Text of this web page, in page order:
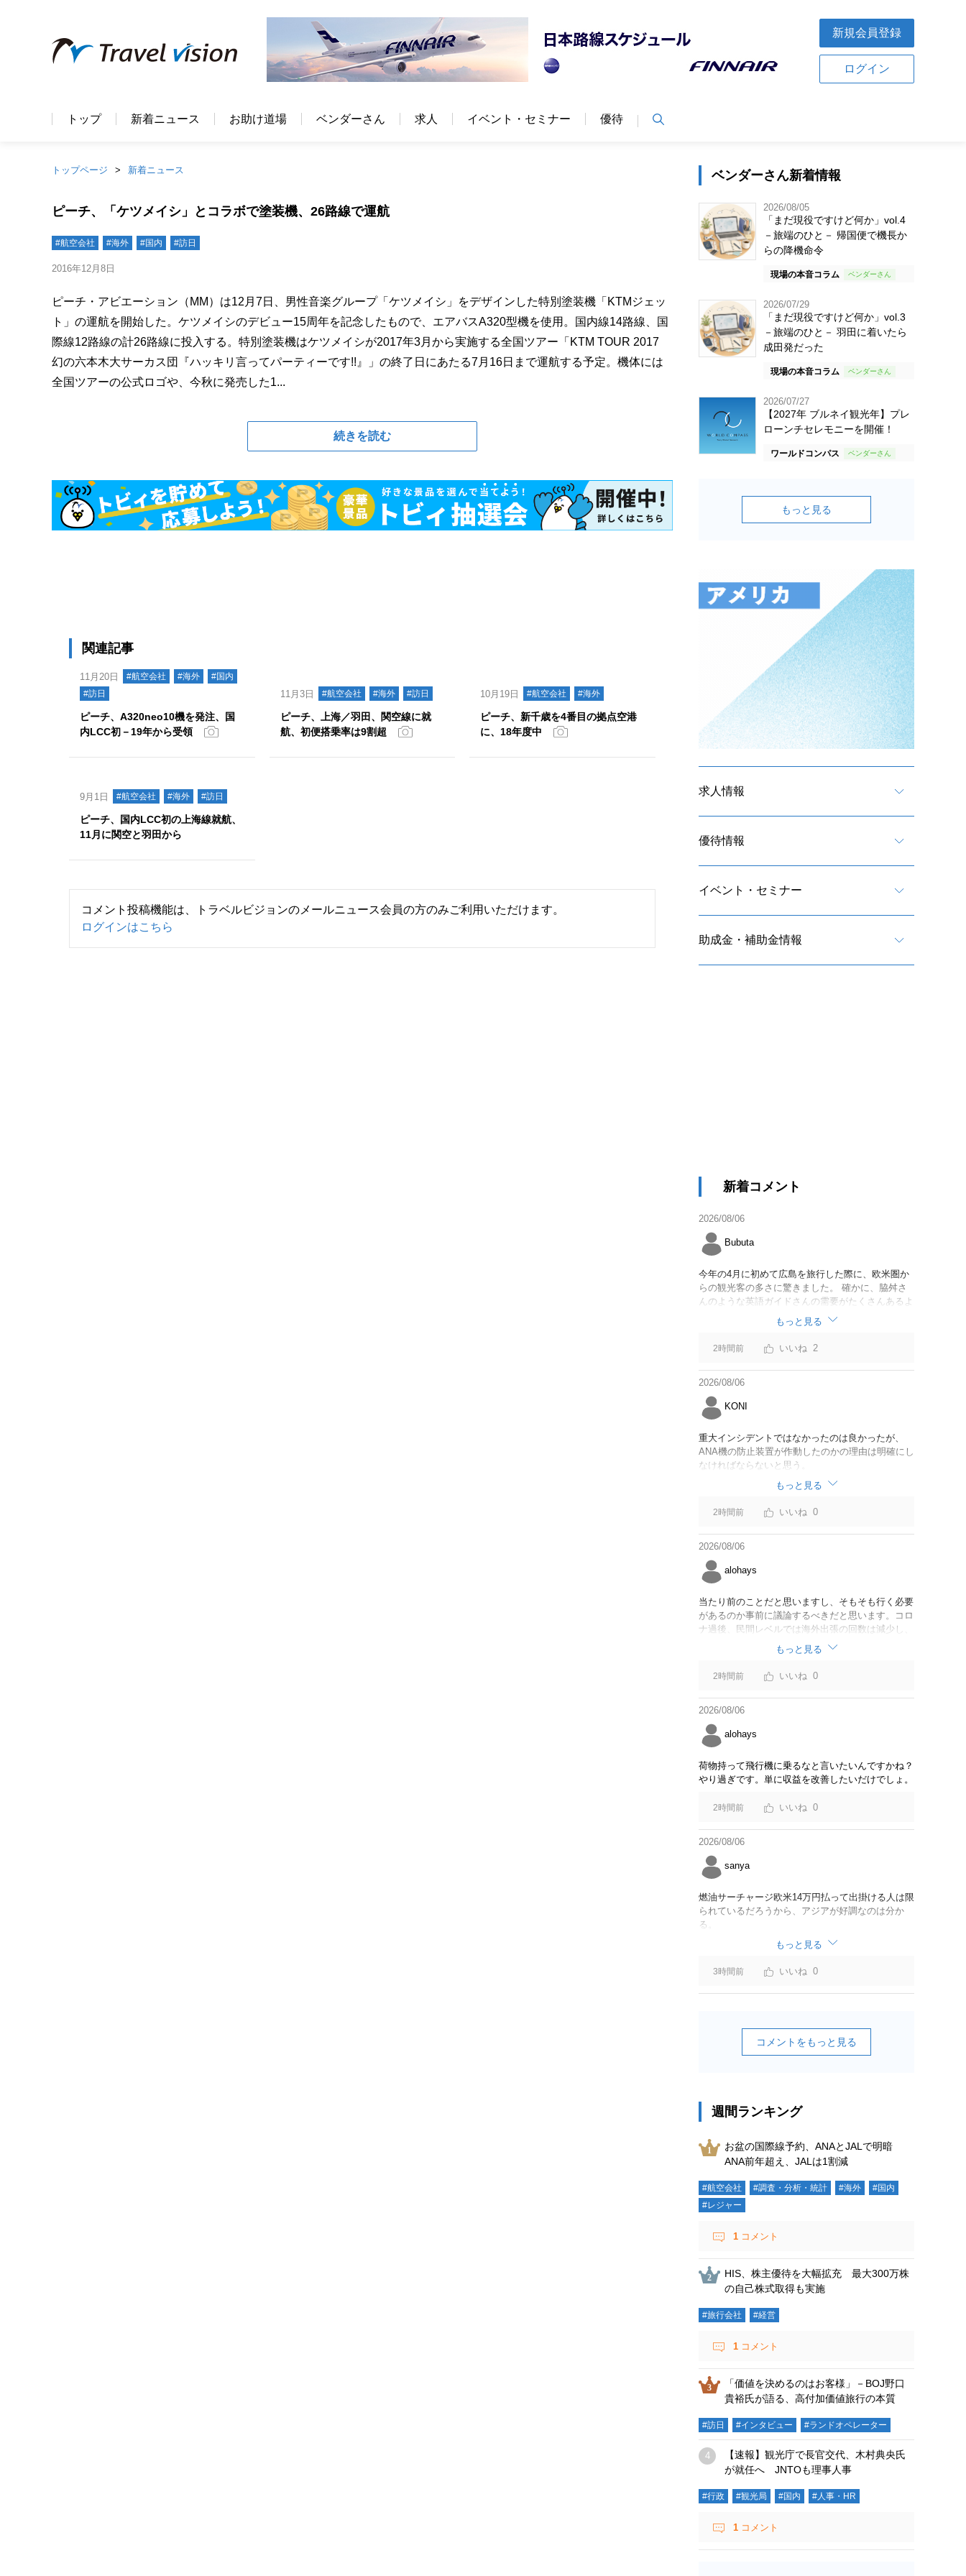
新規会員登録
ログイン
トップ 新着ニュース お助け道場 ベンダーさん 求人 イベント・セミナー 優待
トップページ 新着ニュース
ピーチ、「ケツメイシ」とコラボで塗装機、26路線で運航
#航空会社 #海外 #国内 #訪日
2016年12月8日
ピーチ・アビエーション（MM）は12月7日、男性音楽グループ「ケツメイシ」をデザインした特別塗装機「KTMジェッ
ト」の運航を開始した。ケツメイシのデビュー15周年を記念したもので、エアバスA320型機を使用。国内線14路線、国
際線12路線の計26路線に投入する。特別塗装機はケツメイシが2017年3月から実施する全国ツアー「KTM TOUR 2017
幻の六本木大サーカス団『ハッキリ言ってパーティーです!!』」の終了日にあたる7月16日まで運航する予定。機体には
全国ツアーの公式ロゴや、今秋に発売した1...
続きを読む
関連記事
11月20日 #航空会社 #海外
#国内
#訪日
ピーチ、A320neo10機を発注、国
内LCC初－19年から受領
11月3日 #航空会社 #海外 #訪日
ピーチ、上海／羽田、関空線に就
航、初便搭乗率は9割超
10月19日 #航空会社 #海外
ピーチ、新千歳を4番目の拠点空港
に、18年度中
9月1日 #航空会社 #海外 #訪日
ピーチ、国内LCC初の上海線就航、
11月に関空と羽田から
コメント投稿機能は、トラベルビジョンのメールニュース会員の方のみご利用いただけます。
ログインはこちら
ベンダーさん新着情報
2026/08/05
「まだ現役ですけど何か」vol.4
－旅端のひと－ 帰国便で機長か
らの降機命令
現場の本音コラム
2026/07/29
「まだ現役ですけど何か」vol.3
－旅端のひと－ 羽田に着いたら
成田発だった
現場の本音コラム
2026/07/27
【2027年 ブルネイ観光年】プレ
ローンチセレモニーを開催！
ワールドコンパス
もっと見る
求人情報
優待情報
イベント・セミナー
助成金・補助金情報
新着コメント
2026/08/06
Bubuta
今年の4月に初めて広島を旅行した際に、欧米圏か
らの観光客の多さに驚きました。 確かに、脇舛さ
んのような英語ガイドさんの需要がたくさんあるよ
もっと見る
2時間前 2
2026/08/06
KONI
重大インシデントではなかったのは良かったが、
ANA機の防止装置が作動したのかの理由は明確にし
なければならないと思う。
もっと見る
2時間前 0
2026/08/06
alohays
当たり前のことだと思いますし、そもそも行く必要
があるのか事前に議論するべきだと思います。コロ
ナ過後、民間レベルでは海外出張の回数は減少し、
リモートでやり取りするのが普通になっています
し。貴重な税金を使うなら費用対効果をキチンと周
知してからにして下さい。
もっと見る
2時間前 0
2026/08/06
alohays
荷物持って飛行機に乗るなと言いたいんですかね？
やり過ぎです。単に収益を改善したいだけでしょ。
2時間前 0
2026/08/06
sanya
燃油サーチャージ欧米14万円払って出掛ける人は限
られているだろうから、アジアが好調なのは分か
る。
もっと見る
3時間前 0
コメントをもっと見る
週間ランキング
お盆の国際線予約、ANAとJALで明暗
ANA前年超え、JALは1割減
#航空会社 #調査・分析・統計 #海外
#国内
#レジャー
1 コメント
HIS、株主優待を大幅拡充 最大300万株
の自己株式取得も実施
#旅行会社 #経営
1 コメント
「価値を決めるのはお客様」－BOJ野口
貴裕氏が語る、高付加価値旅行の本質
#訪日 #インタビュー #ランドオペレーター
【速報】観光庁で長官交代、木村典央氏
が就任へ JNTOも理事人事
#行政 #観光局 #国内 #人事・HR
1 コメント